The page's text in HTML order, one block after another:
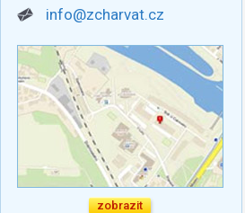
info@zcharvat.cz
zobrazit